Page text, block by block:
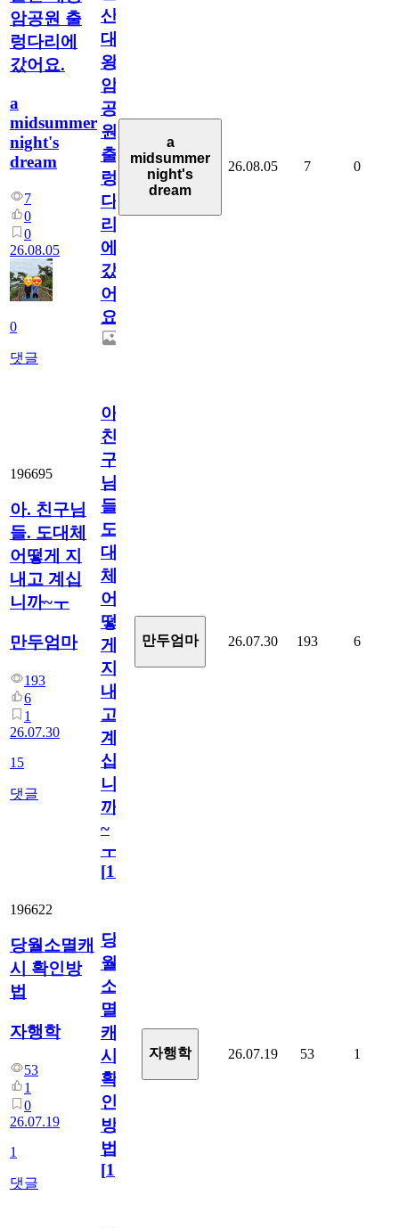
암공원 출
렁다리에
갔어요.
a
midsummer
night's
dream
7
0
0
26.08.05
0
댓글
산
대
왕
암
공
원
출
렁
다
리
에
갔
어
요.
a
midsummer
night's
dream
26.08.05 7 0
196695
아. 친구님
들. 도대체
어떻게 지
내고 계십
니까~ㅜ
만두엄마
193
6
1
26.07.30
15
댓글
아.
친
구
님
들.
도
대
체
어
떻
게
지
내
고
계
십
니
까
~
ㅜ
[15
만두엄마 26.07.30 193 6
196622
당월소멸캐
시 확인방
법
자행학
53
1
0
26.07.19
1
댓글
당
월
소
멸
캐
시
확
인
방
법
[1]
자행학 26.07.19 53 1